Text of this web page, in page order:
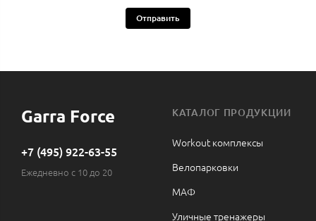
Отправить
Garra Force
+7 (495) 922-63-55
Ежедневно с 10 до 20
КАТАЛОГ ПРОДУКЦИИ
Workout комплексы
Велопарковки
МАФ
Уличные тренажеры